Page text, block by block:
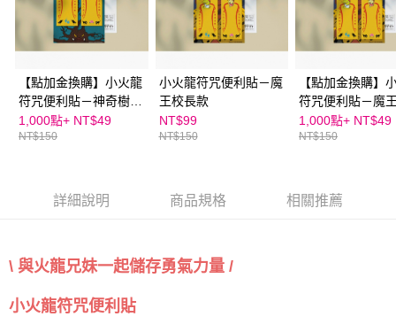
５．嚴禁一人註冊多個帳號或使用他人資訊註冊。若發現惡意使用之情形，
恩沛科技股份有限公司將有權停止該用戶之使用額度並採取法律行動。
【點加金換購】小火龍
符咒便利貼－神奇樹怪
款
1,000點+ NT$49
NT$150
小火龍符咒便利貼－魔
王校長款
NT$99
NT$150
【點加金換購】
符咒便利貼－魔
款
1,000點+ NT$49
NT$150
詳細說明 商品規格 相關推薦
\ 與火龍兄妹一起儲存勇氣力量 /
小火龍符咒便利貼